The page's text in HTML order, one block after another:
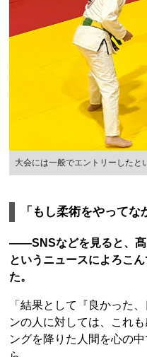
大会には一般でエントリーした
「もし柔術をやって
――SNSなどを見ると、髙
というニュースによろこ
た。
「結果として『良かった
ンの人に対しては、これ
ングを降りた人間を心の